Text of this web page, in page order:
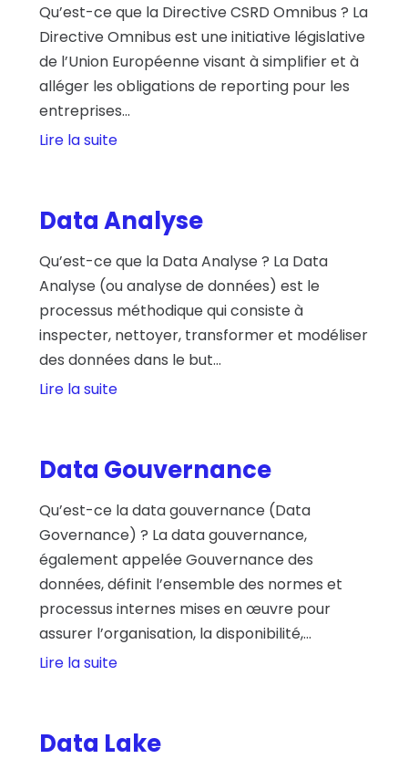
Qu’est-ce que la Directive CSRD Omnibus ? La
Directive Omnibus est une initiative législative
de l’Union Européenne visant à simplifier et à
alléger les obligations de reporting pour les
entreprises...
Lire la suite
Data Analyse
Qu’est-ce que la Data Analyse ? La Data
Analyse (ou analyse de données) est le
processus méthodique qui consiste à
inspecter, nettoyer, transformer et modéliser
des données dans le but...
Lire la suite
Data Gouvernance
Qu’est-ce la data gouvernance (Data
Governance) ? La data gouvernance,
également appelée Gouvernance des
données, définit l’ensemble des normes et
processus internes mises en œuvre pour
assurer l’organisation, la disponibilité,...
Lire la suite
Data Lake